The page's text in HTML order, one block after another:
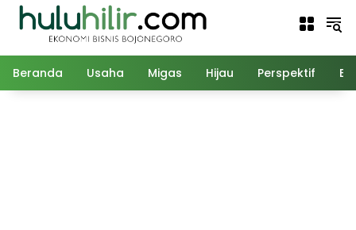
Langsung
Beranda Usaha Migas Hijau Perspektif